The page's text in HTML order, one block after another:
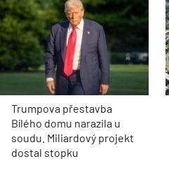
Trumpova přestavba
Bílého domu narazila u
soudu. Miliardový projekt
dostal stopku